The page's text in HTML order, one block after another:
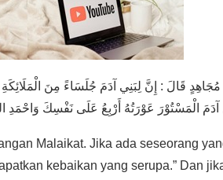
قَالَ : إِنَّ لِبَنِي آدَمَ جُلَسَاءً مِنَ الْمَلَائِكَةِ
Malaikat. Jika ada seseorang
kebaikan yang serupa.” Dan